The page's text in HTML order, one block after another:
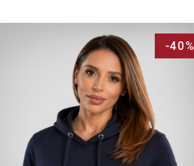
-40%